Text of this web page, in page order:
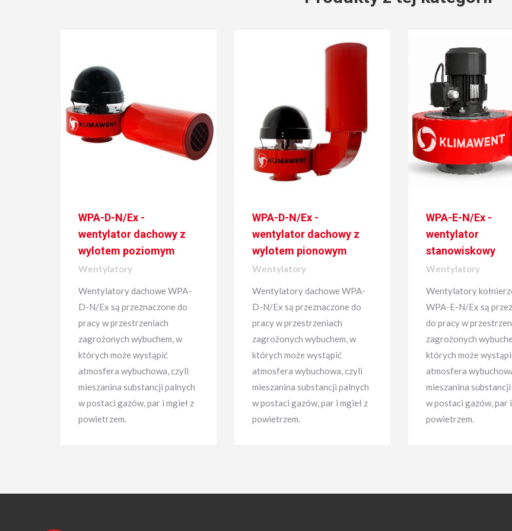
WPA-D-N/Ex -
wentylator dachowy z
wylotem poziomym
Wentylatory
Wentylatory dachowe WPA-
D-N/Ex są przeznaczone do
pracy w przestrzeniach
zagrożonych wybuchem, w
których może wystąpić
atmosfera wybuchowa, czyli
mieszanina substancji palnych
w postaci gazów, par i mgieł z
powietrzem.
WPA-D-N/Ex -
wentylator dachowy z
wylotem pionowym
Wentylatory
Wentylatory dachowe WPA-
D-N/Ex są przeznaczone do
pracy w przestrzeniach
zagrożonych wybuchem, w
których może wystąpić
atmosfera wybuchowa, czyli
mieszanina substancji palnych
w postaci gazów, par i mgieł z
powietrzem.
WPA-E-N/Ex -
wentylator
stanowiskowy
Wentylatory
Wentylatory
WPA-E-N/Ex są
do pracy w
zagrożonych
których może
atmosfera
mieszanina
w postaci gazów, par i
powietrzem.